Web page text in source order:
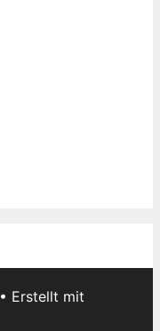
• Erstellt mit